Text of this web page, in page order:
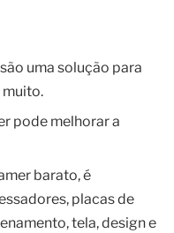
uma solução para
muito.
pode melhorar a
barato, é
placas de
tela, design e